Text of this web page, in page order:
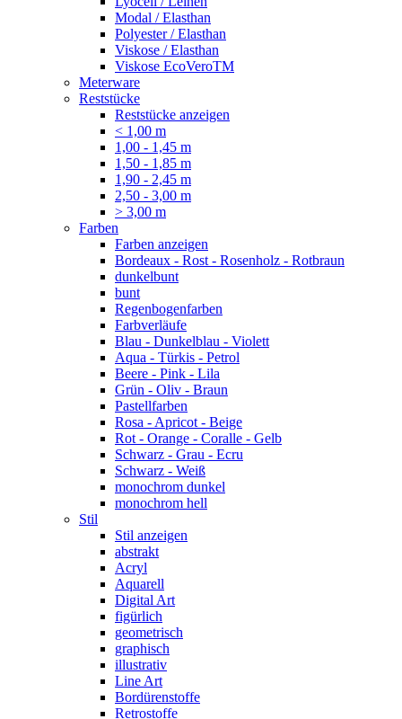
Modal / Elasthan
Polyester / Elasthan
Viskose / Elasthan
Viskose EcoVeroTM
Meterware
Reststücke
Reststücke anzeigen
< 1,00 m
1,00 - 1,45 m
1,50 - 1,85 m
1,90 - 2,45 m
2,50 - 3,00 m
> 3,00 m
Farben
Farben anzeigen
Bordeaux - Rost - Rosenholz - Rotbraun
dunkelbunt
bunt
Regenbogenfarben
Farbverläufe
Blau - Dunkelblau - Violett
Aqua - Türkis - Petrol
Beere - Pink - Lila
Grün - Oliv - Braun
Pastellfarben
Rosa - Apricot - Beige
Rot - Orange - Coralle - Gelb
Schwarz - Grau - Ecru
Schwarz - Weiß
monochrom dunkel
monochrom hell
Stil
Stil anzeigen
abstrakt
Acryl
Aquarell
Digital Art
figürlich
geometrisch
graphisch
illustrativ
Line Art
Bordürenstoffe
Retrostoffe